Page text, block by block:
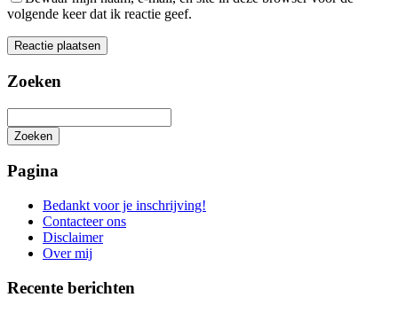
volgende keer dat ik reactie geef.
Zoeken
Zoeken
zoeken
Pagina
Bedankt voor je inschrijving!
Contacteer ons
Disclaimer
Over mij
Recente berichten